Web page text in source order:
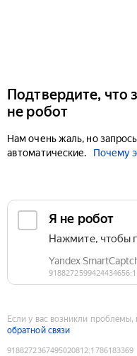
Подтвердите, что
не робот
Нам очень жаль, но
автоматические.
Почему
Если у вас возникли проблемы,
обратной связи
9188272367495020812:1786183369